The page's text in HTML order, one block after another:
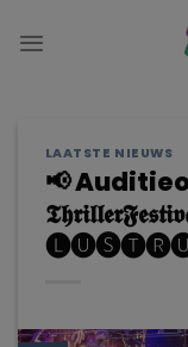
naar
LAATSTE NIEUWS
📢